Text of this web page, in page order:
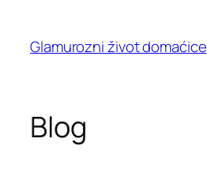
content
Glamurozni život domaćice
Blog